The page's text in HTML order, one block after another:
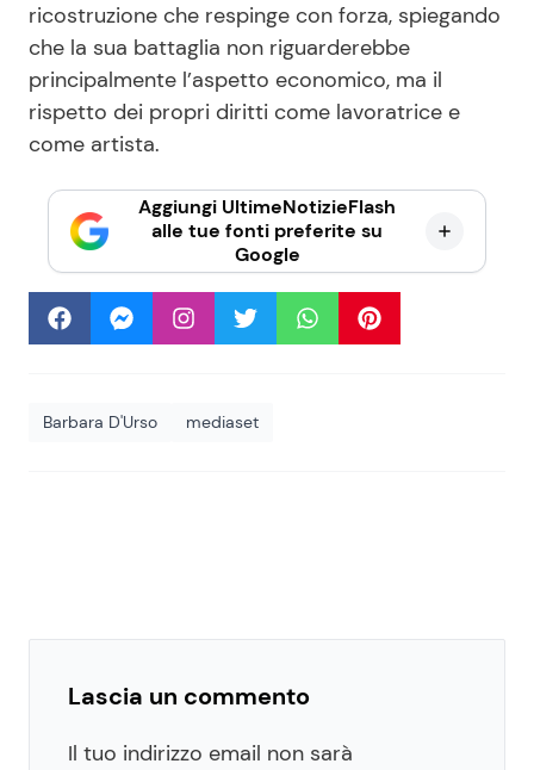
ricostruzione che respinge con forza, spiegando
che la sua battaglia non riguarderebbe
principalmente l’aspetto economico, ma il
rispetto dei propri diritti come lavoratrice e
come artista.
Aggiungi UltimeNotizieFlash
alle tue fonti preferite su
Google
Barbara D'Urso mediaset
Lascia un commento
Il tuo indirizzo email non sarà